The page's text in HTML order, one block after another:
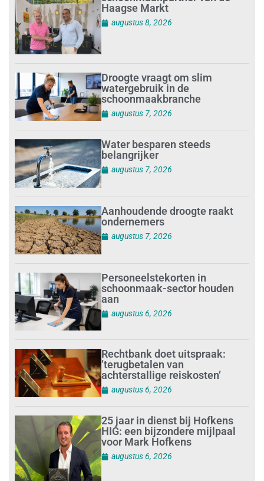
Haagse Markt
augustus 8, 2026
Droogte vraagt om slim
watergebruik in de
schoonmaakbranche
augustus 7, 2026
Water besparen steeds
belangrijker
augustus 7, 2026
Aanhoudende droogte raakt
ondernemers
augustus 7, 2026
Personeelstekorten in
schoonmaak-sector houden
aan
augustus 6, 2026
Rechtbank doet uitspraak:
’terugbetalen van
achterstallige reiskosten’
augustus 6, 2026
25 jaar in dienst bij Hofkens
HIG: een bijzondere mijlpaal
voor Mark Hofkens
augustus 6, 2026